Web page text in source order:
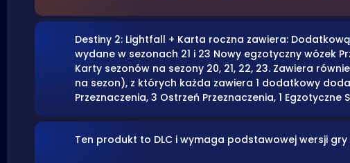
Destiny 2: Lightfall + Karta roczna zawiera:
wydane w sezonach 21 i 23 Nowy egzotyczny wózek
Karty sezonów na sezony 20, 21, 22, 23. Zawiera
na sezon), z których każda zawiera 1 dodatkowy
Przeznaczenia, 3 Ostrzeń Przeznaczenia, 1 Egzotyczne
Ten produkt to DLC i wymaga podstawowej wersji